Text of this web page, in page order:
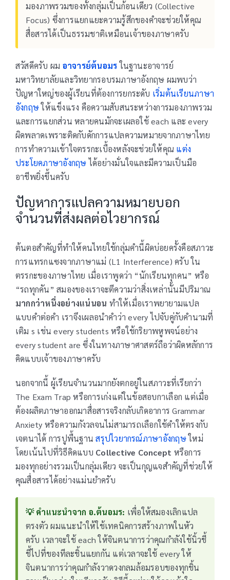
มองภาพรวมของทั้งกลุ่มเป็นก้อนเดียว (Collective
Focus) ซึ่งการแยกแยะความรู้สึกของคำจะช่วยให้คุณ
สื่อสารได้เป็นธรรมชาติเหมือนเจ้าของภาษาครับ
สวัสดีครับ ผม อาจารย์ต้นอมรในฐานะอาจารย์
มหาวิทยาลัยและวิทยากรอบรมภาษาอังกฤษ ผมพบว่า
ปัญหาใหญ่ของผู้เรียนที่ต้องการยกระดับ เริ่มต้นเรียนภาษา
อังกฤษให้แข็งแรง คือความสับสนระหว่างการมองภาพรวม
และการแยกส่วน หลายคนมักจะเผลอใช้ each และ every
ผิดพลาดเพราะติดกับดักการแปลความหมายจากภาษาไทย
การทำความเข้าใจตรรกะเบื้องหลังจะช่วยให้คุณ แต่ง
ประโยคภาษาอังกฤษได้อย่างมั่นใจและมีความเป็นมือ
อาชีพยิ่งขึ้นครับ
ปัญหาการแปลความหมายบอก
จำนวนที่ส่งผลต่อไวยากรณ์
ต้นตอสำคัญที่ทำให้คนไทยใช้กลุ่มคำนี้ผิดบ่อยครั้งคือสภาวะ
การแทรกแซงจากภาษาแม่ (L1 Interference) ครับ ใน
ตรรกะของภาษาไทย เมื่อเราพูดว่า “นักเรียนทุกคน” หรือ
“รถทุกคัน” สมองของเราจะตีความว่าสิ่งเหล่านั้นมีปริมาณ
มากกว่าหนึ่งอย่างแน่นอน ทำให้เมื่อเราพยายามแปล
แบบคำต่อคำ เราจึงเผลอนำคำว่า every ไปจับคู่กับคำนามที่
เติม s เช่น every students หรือใช้กริยาพหูพจน์อย่าง
every student are ซึ่งในทางภาษาศาสตร์ถือว่าผิดหลักการ
คิดแบบเจ้าของภาษาครับ
นอกจากนี้ ผู้เรียนจำนวนมากยังตกอยู่ในสภาวะที่เรียกว่า
The Exam Trap หรือการเก่งแต่ในข้อสอบกาเลือก แต่เมื่อ
ต้องผลิตภาษาออกมาสื่อสารจริงกลับเกิดอาการ Grammar
Anxiety หรือความกังวลจนไม่สามารถเลือกใช้คำให้ตรงกับ
เจตนาได้ การปูพื้นฐานสรุปไวยากรณ์ภาษาอังกฤษใหม่
โดยเน้นไปที่วิธีคิดแบบ Collective Concept หรือการ
มองทุกอย่างรวมเป็นกลุ่มเดียว จะเป็นกุญแจสำคัญที่ช่วยให้
คุณสื่อสารได้อย่างแม่นยำครับ
💡 คำแนะนำจาก อ.ต้นอมร: เพื่อให้สมองเลิกแปล
ตรงตัว ผมแนะนำให้ใช้เทคนิคการสร้างภาพในหัว
ครับ เวลาจะใช้ each ให้จินตนาการว่าคุณกำลังใช้นิ้วชี้
ชี้ไปที่ของทีละชิ้นแยกกัน แต่เวลาจะใช้ every ให้
จินตนาการว่าคุณกำลังวาดวงกลมล้อมรอบของทุกชิ้น